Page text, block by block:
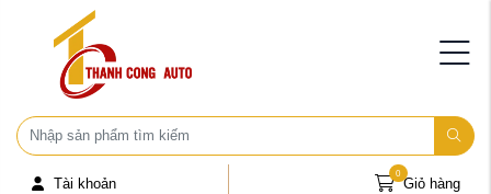
Tài khoản Giỏ hàng
0